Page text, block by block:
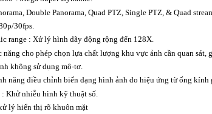
Double Panorama, Quad PTZ, Single PTZ, & Quad
30fps.
range : Xử lý hình dãy động rộng đến 128X.
năng cho phép chọn lựa chất lượng khu vực ảnh cần quan
không sử dụng mô-tơ.
năng điều chỉnh biến dạng hình ảnh do hiệu ứng từ ống kính
Khử nhiễu hình kỹ thuật số.
lý hiển thị rõ khuôn mặt